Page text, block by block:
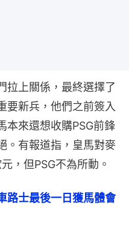
拉上關係，最終選擇了
要新兵，他們之前簽入
本來還想收購PSG前鋒
。有報道指，皇馬對麥
，但PSG不為所動。
路士最後一日獲馬體會